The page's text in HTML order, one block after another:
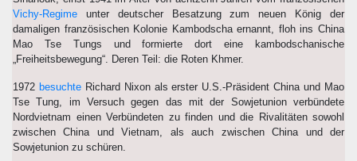
Vichy-Regime unter deutscher Besatzung zum neuen König der
damaligen französischen Kolonie Kambodscha ernannt, floh ins China
Mao Tse Tungs und formierte dort eine kambodschanische
„Freiheitsbewegung“. Deren Teil: die Roten Khmer.
1972 besuchteRichard Nixon als erster U.S.-Präsident China und Mao
Tse Tung, im Versuch gegen das mit der Sowjetunion verbündete
Nordvietnam einen Verbündeten zu finden und die Rivalitäten sowohl
zwischen China und Vietnam, als auch zwischen China und der
Sowjetunion zu schüren.